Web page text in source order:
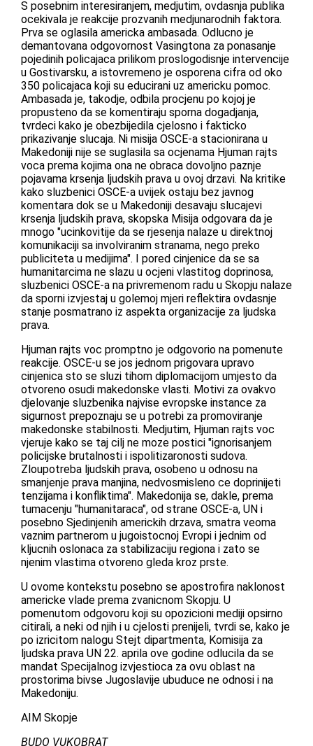
S posebnim interesiranjem, medjutim, ovdasnja publika
ocekivala je reakcije prozvanih medjunarodnih faktora.
Prva se oglasila americka ambasada. Odlucno je
demantovana odgovornost Vasingtona za ponasanje
pojedinih policajaca prilikom proslogodisnje intervencije
u Gostivarsku, a istovremeno je osporena cifra od oko
350 policajaca koji su educirani uz americku pomoc.
Ambasada je, takodje, odbila procjenu po kojoj je
propusteno da se komentiraju sporna dogadjanja,
tvrdeci kako je obezbijedila cjelosno i fakticko
prikazivanje slucaja. Ni misija OSCE-a stacionirana u
Makedoniji nije se suglasila sa ocjenama Hjuman rajts
voca prema kojima ona ne obraca dovoljno paznje
pojavama krsenja ljudskih prava u ovoj drzavi. Na kritike
kako sluzbenici OSCE-a uvijek ostaju bez javnog
komentara dok se u Makedoniji desavaju slucajevi
krsenja ljudskih prava, skopska Misija odgovara da je
mnogo "ucinkovitije da se rjesenja nalaze u direktnoj
komunikaciji sa involviranim stranama, nego preko
publiciteta u medijima". I pored cinjenice da se sa
humanitarcima ne slazu u ocjeni vlastitog doprinosa,
sluzbenici OSCE-a na privremenom radu u Skopju nalaze
da sporni izvjestaj u golemoj mjeri reflektira ovdasnje
stanje posmatrano iz aspekta organizacije za ljudska
prava.
Hjuman rajts voc promptno je odgovorio na pomenute
reakcije. OSCE-u se jos jednom prigovara upravo
cinjenica sto se sluzi tihom diplomacijom umjesto da
otvoreno osudi makedonske vlasti. Motivi za ovakvo
djelovanje sluzbenika najvise evropske instance za
sigurnost prepoznaju se u potrebi za promoviranje
makedonske stabilnosti. Medjutim, Hjuman rajts voc
vjeruje kako se taj cilj ne moze postici "ignorisanjem
policijske brutalnosti i ispolitizaronosti sudova.
Zloupotreba ljudskih prava, osobeno u odnosu na
smanjenje prava manjina, nedvosmisleno ce doprinijeti
tenzijama i konfliktima". Makedonija se, dakle, prema
tumacenju "humanitaraca", od strane OSCE-a, UN i
posebno Sjedinjenih americkih drzava, smatra veoma
vaznim partnerom u jugoistocnoj Evropi i jednim od
kljucnih oslonaca za stabilizaciju regiona i zato se
njenim vlastima otvoreno gleda kroz prste.
U ovome kontekstu posebno se apostrofira naklonost
americke vlade prema zvanicnom Skopju. U
pomenutom odgovoru koji su opozicioni mediji opsirno
citirali, a neki od njih i u cjelosti prenijeli, tvrdi se, kako je
po izricitom nalogu Stejt dipartmenta, Komisija za
ljudska prava UN 22. aprila ove godine odlucila da se
mandat Specijalnog izvjestioca za ovu oblast na
prostorima bivse Jugoslavije ubuduce ne odnosi i na
Makedoniju.
AIM Skopje
BUDO VUKOBRAT